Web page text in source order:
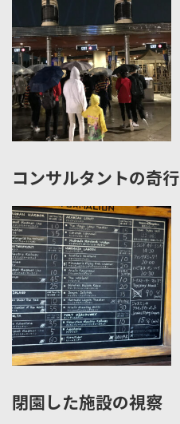
コンサルタントの奇行
閉園した施設の視察